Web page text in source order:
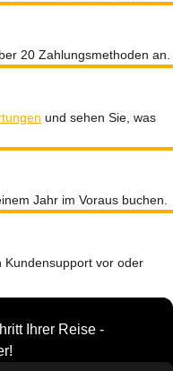
20 Zahlungsmethoden an.
und sehen Sie, was
Jahr im Voraus buchen.
Kundensupport vor oder
Ihrer Reise -